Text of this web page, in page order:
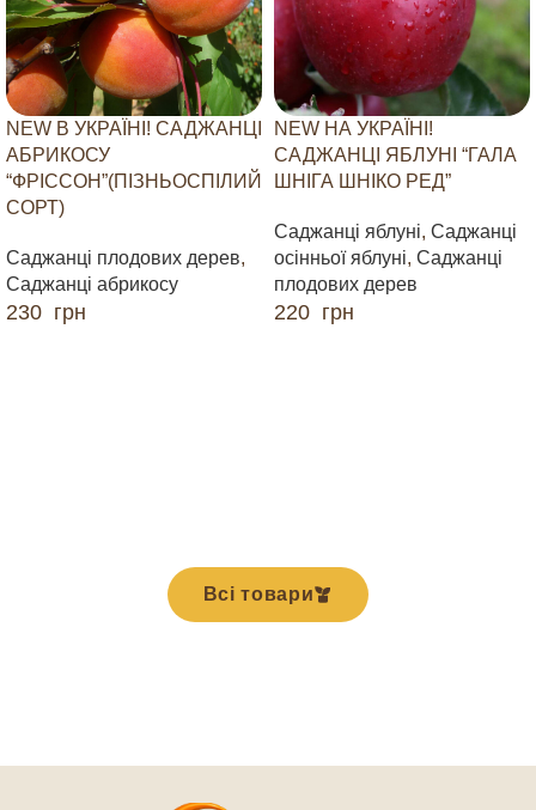
NEW В УКРАЇНІ! САДЖАНЦІ
АБРИКОСУ
“ФРІССОН”(ПІЗНЬОСПІЛИЙ
СОРТ)
Саджанці плодових дерев,
Саджанці абрикосу
230 грн
NEW НА УКРАЇНІ!
САДЖАНЦІ ЯБЛУНІ “ГАЛА
ШНІГА ШНІКО РЕД”
Саджанці яблуні, Саджанці
осінньої яблуні, Саджанці
плодових дерев
220 грн
Всі товари